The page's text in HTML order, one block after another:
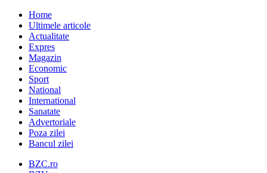
Home
Ultimele articole
Actualitate
Expres
Magazin
Economic
Sport
National
International
Sanatate
Advertoriale
Poza zilei
Bancul zilei
BZC.ro